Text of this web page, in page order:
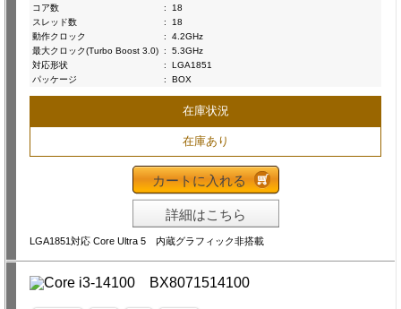
コア数
:
18
スレッド数
:
18
動作クロック
:
4.2GHz
最大クロック(Turbo Boost 3.0) :
5.3GHz
対応形状
:
LGA1851
パッケージ
: BOX
在庫状況
在庫あり
カートに入れる
詳細はこちら
LGA1851対応 Core Ultra 5 内蔵グラフィック非搭載